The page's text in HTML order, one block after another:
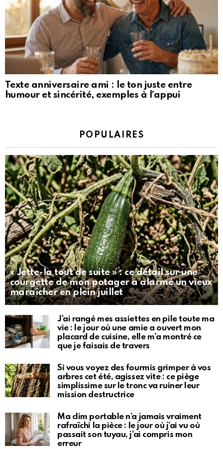
Texte anniversaire ami : le ton juste entre
humour et sincérité, exemples à l’appui
POPULAIRES
« Jette-la tout de suite » : ce détail sur une
courgette de mon potager a alarmé un vieux
maraîcher en plein juillet
J’ai rangé mes assiettes en pile toute ma
vie : le jour où une amie a ouvert mon
placard de cuisine, elle m’a montré ce
que je faisais de travers
Si vous voyez des fourmis grimper à vos
arbres cet été, agissez vite : ce piège
simplissime sur le tronc va ruiner leur
mission destructrice
Ma clim portable n’a jamais vraiment
rafraîchi la pièce : le jour où j’ai vu où
passait son tuyau, j’ai compris mon
erreur